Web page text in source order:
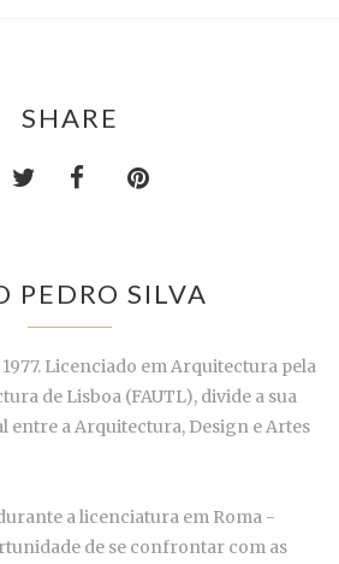
SHARE
PEDRO SILVA
Licenciado em Arquitectura pela
de Lisboa (FAUTL), divide a sua
entre a Arquitectura, Design e Artes
a licenciatura em Roma -
de se confrontar com as